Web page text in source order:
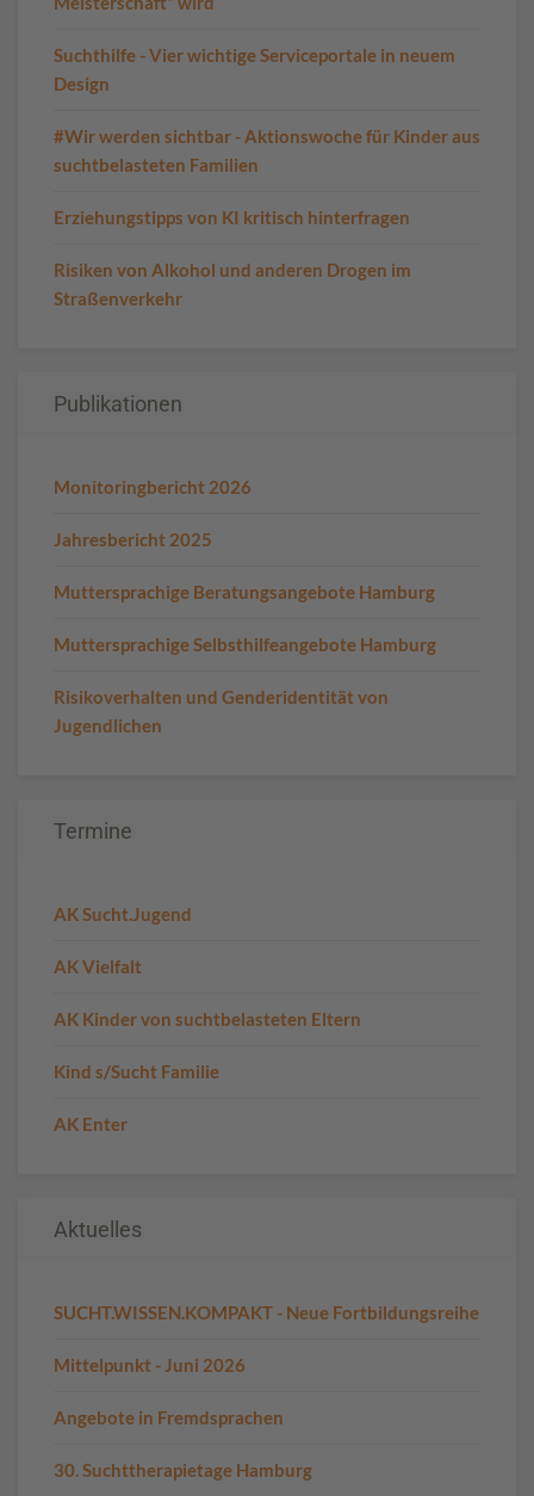
Suchthilfe - Vier wichtige Serviceportale in neuem
Design
#Wir werden sichtbar - Aktionswoche für Kinder aus
suchtbelasteten Familien
Erziehungstipps von KI kritisch hinterfragen
Risiken von Alkohol und anderen Drogen im
Straßenverkehr
Publikationen
Monitoringbericht 2026
Jahresbericht 2025
Muttersprachige Beratungsangebote Hamburg
Muttersprachige Selbsthilfeangebote Hamburg
Risikoverhalten und Genderidentität von
Jugendlichen
Termine
AK Sucht.Jugend
AK Vielfalt
AK Kinder von suchtbelasteten Eltern
Kind s/Sucht Familie
AK Enter
Aktuelles
SUCHT.WISSEN.KOMPAKT - Neue Fortbildungsreihe
Mittelpunkt - Juni 2026
Angebote in Fremdsprachen
30. Suchttherapietage Hamburg